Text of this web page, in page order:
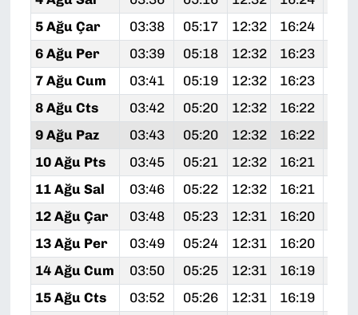
5 Ağu Çar
03:38 05:17 12:32 16:24
6 Ağu Per
03:39 05:18 12:32 16:23
7 Ağu Cum
03:41 05:19 12:32 16:23
8 Ağu Cts
03:42 05:20 12:32 16:22
9 Ağu Paz
03:43 05:20 12:32 16:22
10 Ağu Pts
03:45 05:21 12:32 16:21
11 Ağu Sal
03:46 05:22 12:32 16:21
12 Ağu Çar
03:48 05:23 12:31 16:20
13 Ağu Per
03:49 05:24 12:31 16:20
14 Ağu Cum
03:50 05:25 12:31 16:19
15 Ağu Cts
03:52 05:26 12:31 16:19